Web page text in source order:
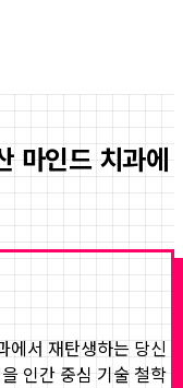
마인드 치과에
에서 재탄생하는 당신
인간 중심 기술 철학